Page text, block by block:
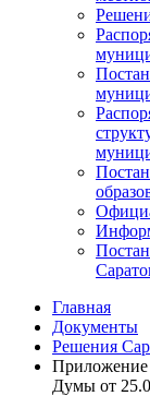
Главная
Документы
Решения
Приложение
Думы от